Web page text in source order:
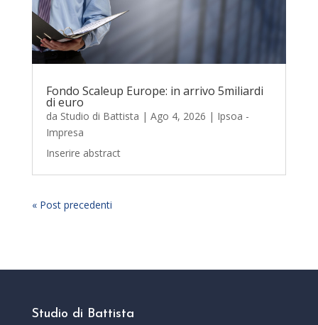
Fondo Scaleup Europe: in arrivo 5miliardi
di euro
da Studio di Battista | Ago 4, 2026 | Ipsoa -
Impresa
Inserire abstract
« Post precedenti
Studio di Battista